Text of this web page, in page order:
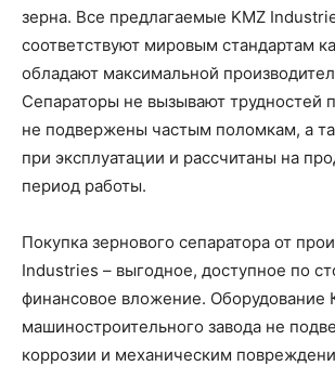
зерна. Все предлагаемые KMZ
соответствуют мировым стандартам
обладают максимальной
Сепараторы не вызывают трудностей
не подвержены частым поломкам, а
при эксплуатации и рассчитаны на
период работы.
Покупка зернового сепаратора от
Industries – выгодное, доступное по
финансовое вложение. Оборудование
машиностроительного завода не
коррозии и механическим